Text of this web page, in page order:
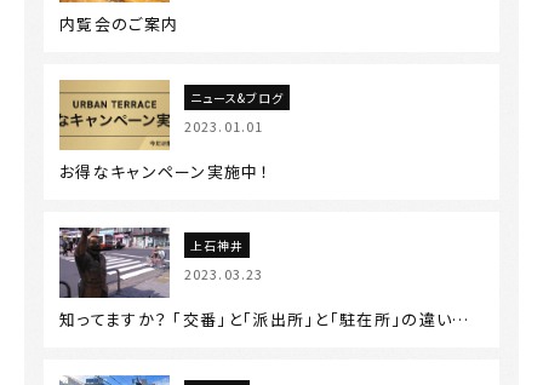
内覧会のご案内
ニュース&ブログ
2023.01.01
お得なキャンペーン実施中！
上石神井
2023.03.23
知ってますか？ 「交番」と「派出所」と「駐在所」の違い…